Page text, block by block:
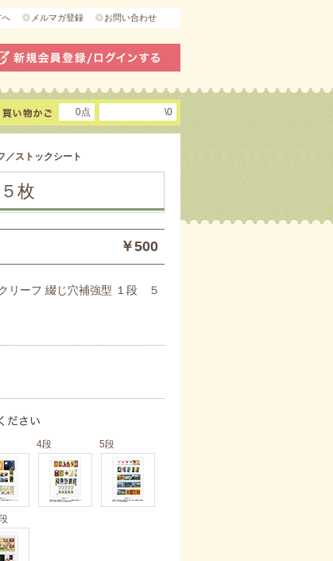
へ メルマガ登録 お問い合わせ
0点 \0
／ストックシート
枚
￥500
リーフ 綴じ穴補強型 １段 ５
4段 5段